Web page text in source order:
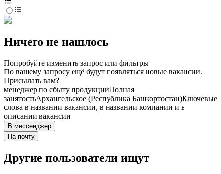
Ничего не нашлось
Попробуйте изменить запрос или фильтры
По вашему запросу ещё будут появляться новые вакансии.
Присылать вам?
менеджер по сбыту продукцииПолная
занятостьАрхангельское (Республика Башкортостан)Ключевые
слова в названии вакансии, в названии компании и в
описании вакансии
В мессенджер
На почту
Другие пользователи ищут